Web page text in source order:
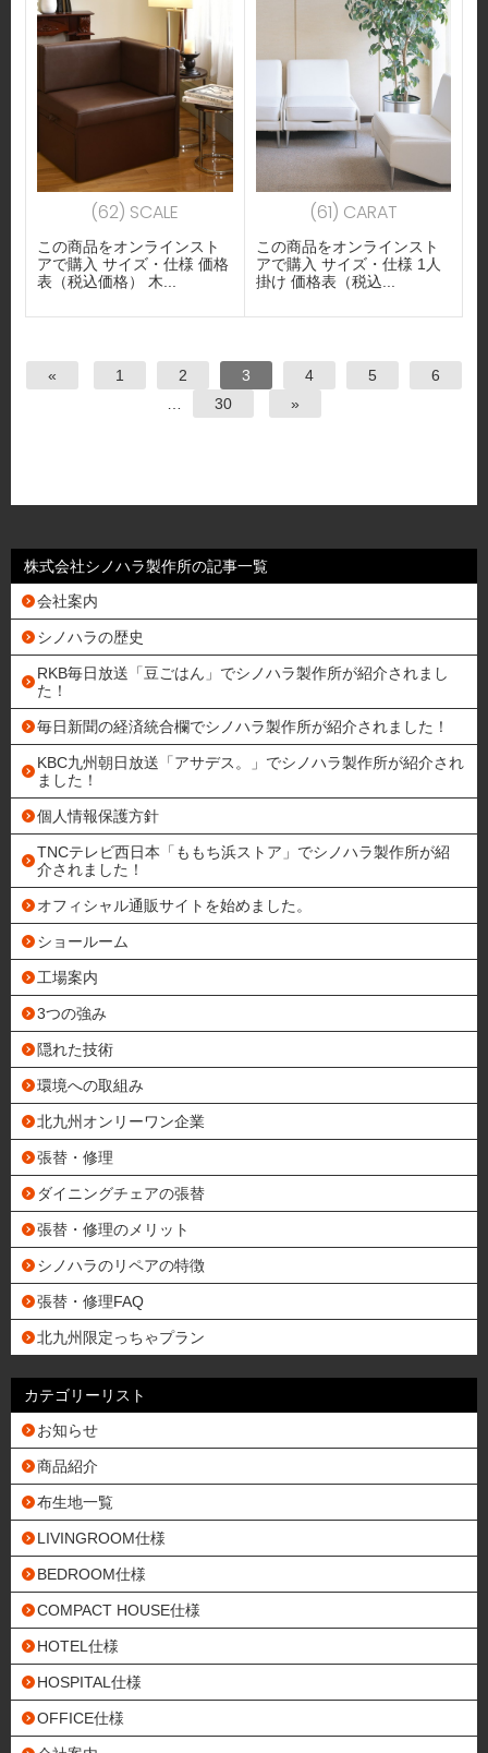
(62) SCALE
この商品をオンラインスト
アで購入 サイズ・仕様 価格
表（税込価格） 木...
(61) CARAT
この商品をオンラインスト
アで購入 サイズ・仕様 1人
掛け 価格表（税込...
« 1 2 3 4 5
6
…
30 »
株式会社シノハラ製作所の記事一覧
会社案内
シノハラの歴史
RKB毎日放送「豆ごはん」でシノハラ製作所が紹介されまし
た！
毎日新聞の経済統合欄でシノハラ製作所が紹介されました！
KBC九州朝日放送「アサデス。」でシノハラ製作所が紹介され
ました！
個人情報保護方針
TNCテレビ西日本「ももち浜ストア」でシノハラ製作所が紹
介されました！
オフィシャル通販サイトを始めました。
ショールーム
工場案内
3つの強み
隠れた技術
環境への取組み
北九州オンリーワン企業
張替・修理
ダイニングチェアの張替
張替・修理のメリット
シノハラのリペアの特徴
張替・修理FAQ
北九州限定っちゃプラン
カテゴリーリスト
お知らせ
商品紹介
布生地一覧
LIVINGROOM仕様
BEDROOM仕様
COMPACT HOUSE仕様
HOTEL仕様
HOSPITAL仕様
OFFICE仕様